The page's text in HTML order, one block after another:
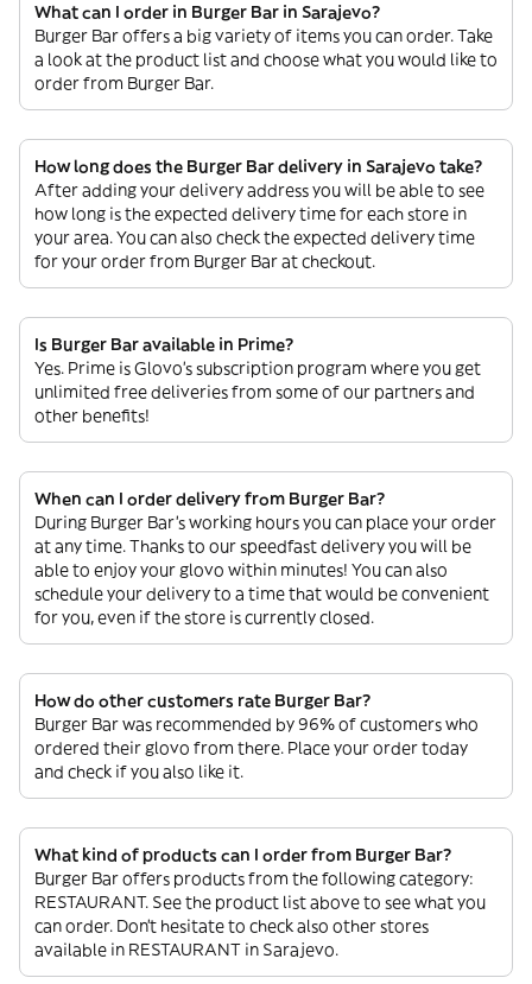
What can I order in Burger Bar in Sarajevo?
Burger Bar offers a big variety of items you can order. Take
a look at the product list and choose what you would like to
order from Burger Bar.
How long does the Burger Bar delivery in Sarajevo take?
After adding your delivery address you will be able to see
how long is the expected delivery time for each store in
your area. You can also check the expected delivery time
for your order from Burger Bar at checkout.
Is Burger Bar available in Prime?
Yes. Prime is Glovo’s subscription program where you get
unlimited free deliveries from some of our partners and
other benefits!
When can I order delivery from Burger Bar?
During Burger Bar’s working hours you can place your order
at any time. Thanks to our speedfast delivery you will be
able to enjoy your glovo within minutes! You can also
schedule your delivery to a time that would be convenient
for you, even if the store is currently closed.
How do other customers rate Burger Bar?
Burger Bar was recommended by 96% of customers who
ordered their glovo from there. Place your order today
and check if you also like it.
What kind of products can I order from Burger Bar?
Burger Bar offers products from the following category:
RESTAURANT. See the product list above to see what you
can order. Don’t hesitate to check also other stores
available in RESTAURANT in Sarajevo.